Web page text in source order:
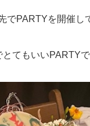
でPARTYを開催
とてもいいPARTY